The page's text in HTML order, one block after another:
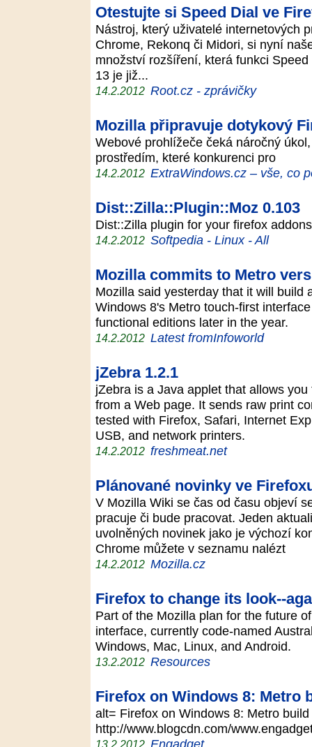
Otestujte si Speed Dial ve
Nástroj, který uživatelé internetových
Chrome, Rekonq či Midori, si nyní
množství rozšíření, která funkci
13 je již...
14.2.2012 Root.cz - zprávičky
Mozilla připravuje dotykový
Webové prohlížeče čeká náročný
prostředím, které konkurenci pro
14.2.2012 ExtraWindows.cz – vše, co
Dist::Zilla::Plugin::Moz 0.103
Dist::Zilla plugin for your firefox
14.2.2012 Softpedia - Linux - All
Mozilla commits to Metro
Mozilla said yesterday that it will build
Windows 8's Metro touch-first
functional editions later in the year.
14.2.2012 Latest fromInfoworld
jZebra 1.2.1
jZebra is a Java applet that allows
from a Web page. It sends raw print
tested with Firefox, Safari, Internet
USB, and network printers.
14.2.2012 freshmeat.net
Plánované novinky ve
V Mozilla Wiki se čas od času objeví
pracuje či bude pracovat. Jeden
uvolněných novinek jako je výchozí
Chrome můžete v seznamu nalézt
14.2.2012 Mozilla.cz
Firefox to change its look--
Part of the Mozilla plan for the future
interface, currently code-named
Windows, Mac, Linux, and Android.
13.2.2012 Resources
Firefox on Windows 8: Metro
alt= Firefox on Windows 8: Metro
http://www.blogcdn.com/
13.2.2012 Engadget